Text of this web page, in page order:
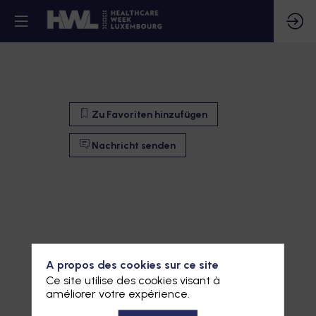
Zu Favoriten hinzufügen
Nachricht senden
Zu Favoriten hinzufügen
A propos des cookies sur ce site
Ce site utilise des cookies visant à
améliorer votre expérience.